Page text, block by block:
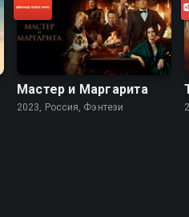
Мастер и Маргарита
2023, Россия, Фэнтези